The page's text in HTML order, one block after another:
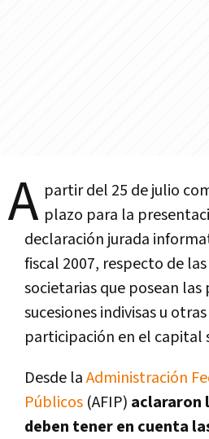
A partir del 25 de julio
plazo para la
declaración jurada
fiscal 2007, respecto de
societarias que posean las
sucesiones indivisas u
participación en el capital
Desde laAdministración
Públicos (AFIP) aclararon
deben tener en cuenta